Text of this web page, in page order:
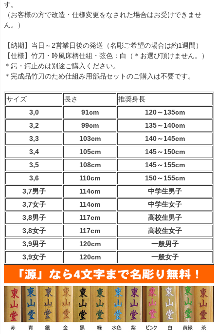
す。
（お客様の方で改造・仕様変更をなされた場合はお受けできませ
ん。）
【納期】当日～2営業日後の発送（名彫ご希望の場合は約1週間）
【仕様】竹刀・吟風床柄仕組・弦色：白（＊お選び頂けません。）
＊鍔・鍔止めは別途ご購入ください。
＊完成品竹刀のため仕組み用部品セットのご購入は不要です。
サイズ 長さ
推奨身長
3,0
91cm
120～135cm
3,2
99cm
135～140cm
3,3
103cm
140～145cm
3,4
105cm
145～150cm
3,5
108cm
145～155cm
3,6
110cm
150～155cm
3,7男子
114cm
中学生男子
3,7女子
114cm
中学生女子
3,8男子
117cm
高校生男子
3,8女子
117cm
高校生女子
3,9男子
120cm
一般男子
3,9女子
120cm 一般女子